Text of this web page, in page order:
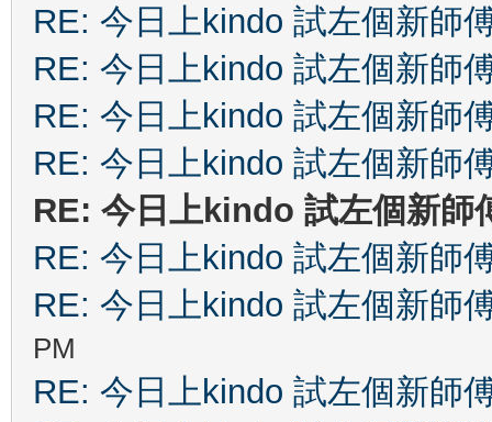
RE: 今日上kindo 試左個新師
RE: 今日上kindo 試左個新師
RE: 今日上kindo 試左個新師
RE: 今日上kindo 試左個新師
RE: 今日上kindo 試左個新師
RE: 今日上kindo 試左個新師
RE: 今日上kindo 試左個新師
PM
RE: 今日上kindo 試左個新師